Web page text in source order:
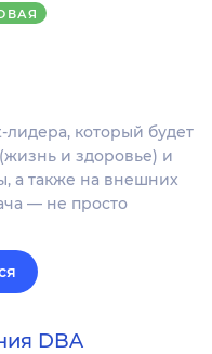
который будет
и здоровье) и
а также на внешних
— не просто
DBA